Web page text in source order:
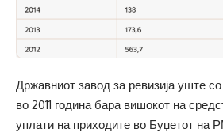
Државниот завод за ревизија уште
во 2011 година бара вишокот на
уплати на приходите во Буџетот на